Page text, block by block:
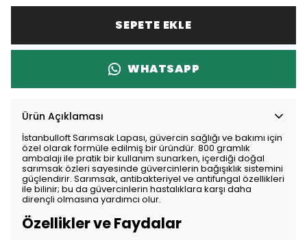
SEPETE EKLE
WHATSAPP
Ürün Açıklaması
İstanbulloft Sarımsak Lapası, güvercin sağlığı ve bakımı için
özel olarak formüle edilmiş bir üründür. 800 gramlık
ambalajı ile pratik bir kullanım sunarken, içerdiği doğal
sarımsak özleri sayesinde güvercinlerin bağışıklık sistemini
güçlendirir. Sarımsak, antibakteriyel ve antifungal özellikleri
ile bilinir; bu da güvercinlerin hastalıklara karşı daha
dirençli olmasına yardımcı olur.
Özellikler ve Faydalar